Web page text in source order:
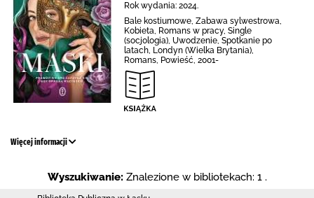
Rok wydania: 2024.
Bale kostiumowe, Zabawa sylwestrowa,
Kobieta, Romans w pracy, Single
(socjologia), Uwodzenie, Spotkanie po
latach, Londyn (Wielka Brytania),
Romans, Powieść, 2001-
Więcej informacji
Wyszukiwanie: Znalezione w bibliotekach: 1 .